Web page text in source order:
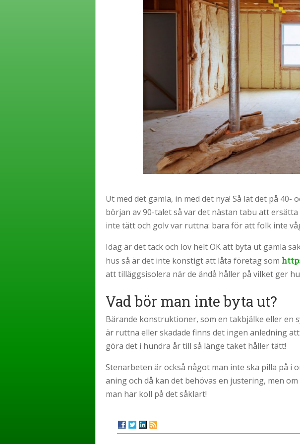
Ut med det gamla, in med det nya! Så lät det på
början av 90-talet så var det nästan tabu att
inte tätt och golv var ruttna: bara för att folk inte
Idag är det tack och lov helt OK att byta ut gamla
hus så är det inte konstigt att låta företag som
att tilläggsisolera när de ändå håller på vilket ger
Vad bör man inte byta ut?
Bärande konstruktioner, som en takbjälke eller en
är ruttna eller skadade finns det ingen anledning
göra det i hundra år till så länge taket håller tätt!
Stenarbeten är också något man inte ska pilla på i
aning och då kan det behövas en justering, men
man har koll på det såklart!